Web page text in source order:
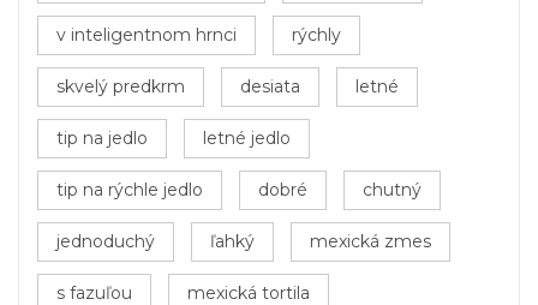
v inteligentnom hrnci rýchly
skvelý predkrm desiata letné
tip na jedlo letné jedlo
tip na rýchle jedlo dobré chutný
jednoduchý ľahký mexická zmes
s fazuľou mexická tortila